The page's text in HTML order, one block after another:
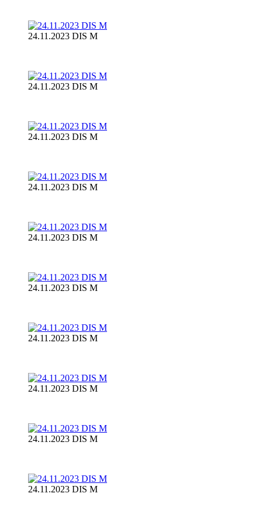
24.11.2023 DIS M
24.11.2023 DIS M
24.11.2023 DIS M
24.11.2023 DIS M
24.11.2023 DIS M
24.11.2023 DIS M
24.11.2023 DIS M
24.11.2023 DIS M
24.11.2023 DIS M
24.11.2023 DIS M